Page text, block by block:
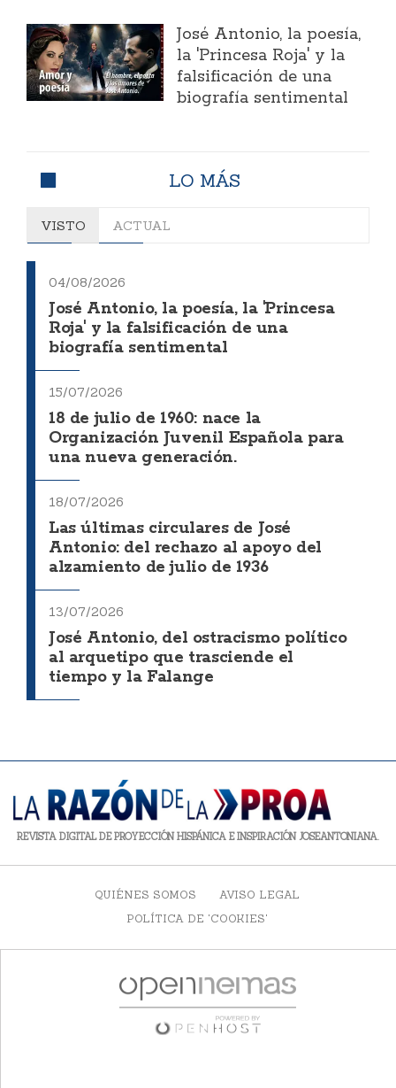
José Antonio, la poesía,
la 'Princesa Roja' y la
falsificación de una
biografía sentimental
LO MÁS
VISTO ACTUAL
04/08/2026
José Antonio, la poesía, la 'Princesa
Roja' y la falsificación de una
biografía sentimental
15/07/2026
18 de julio de 1960: nace la
Organización Juvenil Española para
una nueva generación.
18/07/2026
Las últimas circulares de José
Antonio: del rechazo al apoyo del
alzamiento de julio de 1936
13/07/2026
José Antonio, del ostracismo político
al arquetipo que trasciende el
tiempo y la Falange
REVISTA DIGITAL DE PROYECCIÓN HISPÁNICA E INSPIRACIÓN JOSEANTONIANA.
QUIÉNES SOMOS
AVISO LEGAL
POLÍTICA DE 'COOKIES'